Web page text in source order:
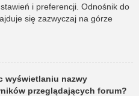
i preferencji. Odnośnik do
się zazwyczaj na górze
wyświetlaniu nazwy
przeglądających forum?